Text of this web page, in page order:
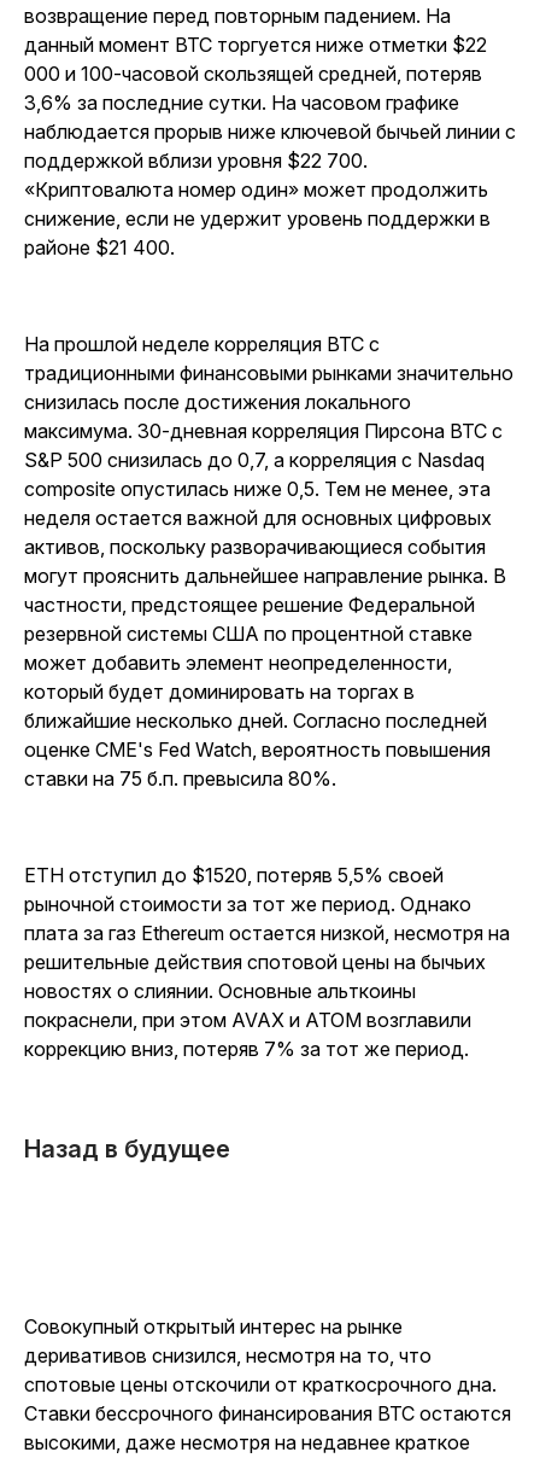
возвращение перед повторным падением. На
данный момент BTC торгуется ниже отметки $22
000 и 100-часовой скользящей средней, потеряв
3,6% за последние сутки. На часовом графике
наблюдается прорыв ниже ключевой бычьей линии с
поддержкой вблизи уровня $22 700.
«Криптовалюта номер один» может продолжить
снижение, если не удержит уровень поддержки в
районе $21 400.
На прошлой неделе корреляция BTC с
традиционными финансовыми рынками значительно
снизилась после достижения локального
максимума. 30-дневная корреляция Пирсона BTC с
S&P 500 снизилась до 0,7, а корреляция с Nasdaq
composite опустилась ниже 0,5. Тем не менее, эта
неделя остается важной для основных цифровых
активов, поскольку разворачивающиеся события
могут прояснить дальнейшее направление рынка. В
частности, предстоящее решение Федеральной
резервной системы США по процентной ставке
может добавить элемент неопределенности,
который будет доминировать на торгах в
ближайшие несколько дней. Согласно последней
оценке CME's Fed Watch, вероятность повышения
ставки на 75 б.п. превысила 80%.
ETH отступил до $1520, потеряв 5,5% своей
рыночной стоимости за тот же период. Однако
плата за газ Ethereum остается низкой, несмотря на
решительные действия спотовой цены на бычьих
новостях о слиянии. Основные альткоины
покраснели, при этом AVAX и ATOM возглавили
коррекцию вниз, потеряв 7% за тот же период.
Назад в будущее
Совокупный открытый интерес на рынке
деривативов снизился, несмотря на то, что
спотовые цены отскочили от краткосрочного дна.
Ставки бессрочного финансирования BTC остаются
высокими, даже несмотря на недавнее краткое